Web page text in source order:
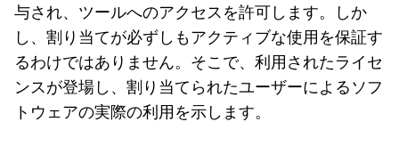
与され、ツールへのアクセスを許可します。しか
し、割り当てが必ずしもアクティブな使用を保証す
るわけではありません。そこで、利用されたライセ
ンスが登場し、割り当てられたユーザーによるソフ
トウェアの実際の利用を示します。